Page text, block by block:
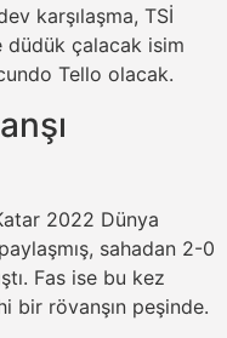
karşılaşma, TSİ
düdük çalacak isim
Tello olacak.
2022 Dünya
sahadan 2-0
Fas ise bu kez
bir rövanşın peşinde.